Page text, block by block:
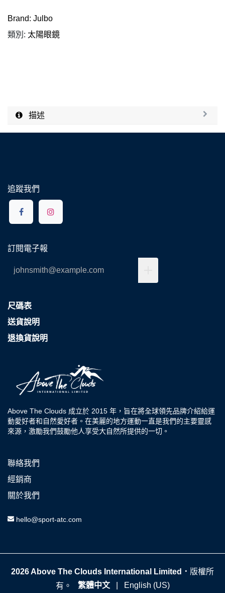
Brand: Julbo
類別: 太陽眼鏡
追蹤我們
訂閱電子報
尺碼表
送貨說明
退換貨說明
Above The Clouds 成立於 2015 年，旨在將全球領先品牌介紹給運
動愛好者和自然愛好者。在美麗的地方運動一直是我們的主要靈感
來源，激勵我們鼓勵他人享受大自然所提供的一切。
聯絡我們
經銷商
關於我們
hello@sport-atc.com
2026 Above The Clouds International Limited． 版權所
有。
繁體中文 English (US)